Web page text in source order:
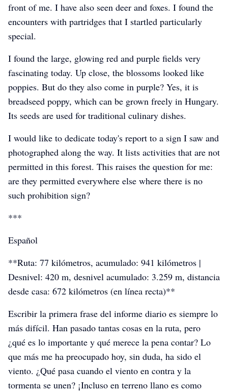
front of me. I have also seen deer and foxes. I found the
encounters with partridges that I startled particularly
special.
I found the large, glowing red and purple fields very
fascinating today. Up close, the blossoms looked like
poppies. But do they also come in purple? Yes, it is
breadseed poppy, which can be grown freely in Hungary.
Its seeds are used for traditional culinary dishes.
I would like to dedicate today's report to a sign I saw and
photographed along the way. It lists activities that are not
permitted in this forest. This raises the question for me:
are they permitted everywhere else where there is no
such prohibition sign?
***
Español
**Ruta: 77 kilómetros, acumulado: 941 kilómetros |
Desnivel: 420 m, desnivel acumulado: 3.259 m, distancia
desde casa: 672 kilómetros (en línea recta)**
Escribir la primera frase del informe diario es siempre lo
más difícil. Han pasado tantas cosas en la ruta, pero
¿qué es lo importante y qué merece la pena contar? Lo
que más me ha preocupado hoy, sin duda, ha sido el
viento. ¿Qué pasa cuando el viento en contra y la
tormenta se unen? ¡Incluso en terreno llano es como